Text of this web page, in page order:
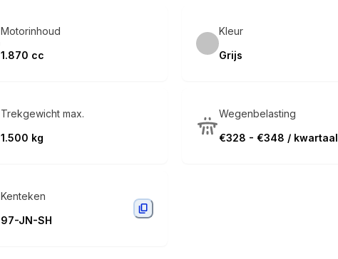
Motorinhoud
1.870 cc
Kleur
Grijs
Trekgewicht max.
1.500 kg
Wegenbelasting
€328 - €348 / kwartaal
Kenteken
97-JN-SH